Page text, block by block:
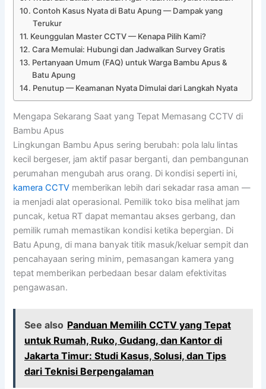
Contoh Kasus Nyata di Batu Apung — Dampak yang
Terukur
Keunggulan Master CCTV — Kenapa Pilih Kami?
Cara Memulai: Hubungi dan Jadwalkan Survey Gratis
Pertanyaan Umum (FAQ) untuk Warga Bambu Apus &
Batu Apung
Penutup — Keamanan Nyata Dimulai dari Langkah Nyata
Mengapa Sekarang Saat yang Tepat Memasang CCTV di
Bambu Apus
Lingkungan Bambu Apus sering berubah: pola lalu lintas
kecil bergeser, jam aktif pasar berganti, dan pembangunan
perumahan mengubah arus orang. Di kondisi seperti ini,
kamera CCTV memberikan lebih dari sekadar rasa aman —
ia menjadi alat operasional. Pemilik toko bisa melihat jam
puncak, ketua RT dapat memantau akses gerbang, dan
pemilik rumah memastikan kondisi ketika bepergian. Di
Batu Apung, di mana banyak titik masuk/keluar sempit dan
pencahayaan sering minim, pemasangan kamera yang
tepat memberikan perbedaan besar dalam efektivitas
pengawasan.
See also Panduan Memilih CCTV yang Tepat
untuk Rumah, Ruko, Gudang, dan Kantor di
Jakarta Timur: Studi Kasus, Solusi, dan Tips
dari Teknisi Berpengalaman